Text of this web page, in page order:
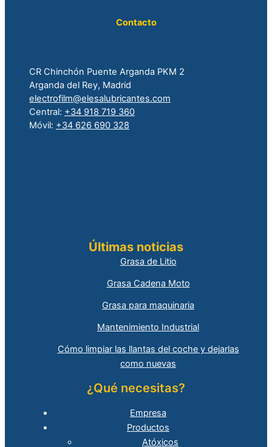
Contacto
CR Chinchón Puente Arganda PKM 2
Arganda del Rey, Madrid
electrofilm@elesalubricantes.com
Central: +34 918 719 360
Móvil: +34 626 690 328
Últimas noticias
Grasa de Litio
Grasa Cadena Moto
Grasa para maquinaria
Mantenimiento Industrial
Cómo limpiar las llantas del coche y dejarlas
como nuevas
¿Qué necesitas?
Empresa
Productos
Atóxicos